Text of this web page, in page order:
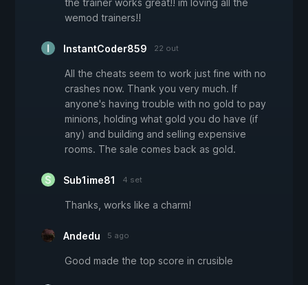
the trainer works great!! im loving all the
wemod trainers!!
InstantCoder859 22 out
All the cheats seem to work just fine with no
crashes now. Thank you very much. If
anyone's having trouble with no gold to pay
minions, holding what gold you do have (if
any) and building and selling expensive
rooms. The sale comes back as gold.
Sub1ime81 4 set
Thanks, works like a charm!
Andedu 5 ago
Good made the top score in crusible